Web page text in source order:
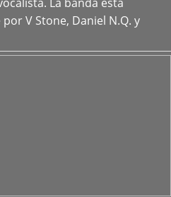
V Stone, Daniel N.Q. y